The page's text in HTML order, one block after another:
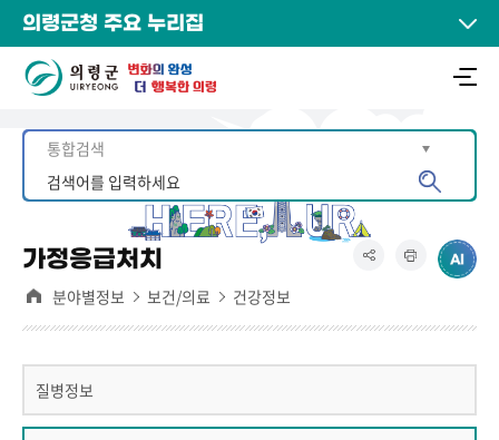
의령군청 주요 누리집
가정응급처치
분야별정보 보건/의료 건강정보
질병정보